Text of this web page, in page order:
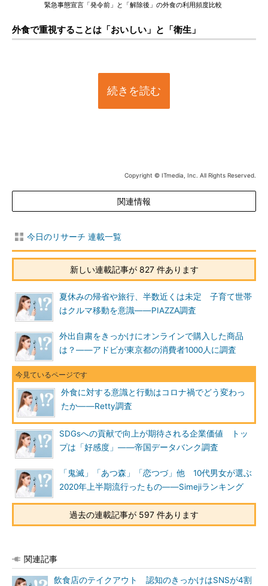
緊急事態宣言「発令前」と「解除後」の外食の利用頻度比較
外食で重視することは「おいしい」と「衛生」
続きを読む
Copyright © ITmedia, Inc. All Rights Reserved.
関連情報
今日のリサーチ 連載一覧
新しい連載記事が 827 件あります
夏休みの帰省や旅行、半数近くは未定 子育て世帯
はクルマ移動を意識――PIAZZA調査
外出自粛をきっかけにオンラインで購入した商品
は？――アドビが東京都の消費者1000人に調査
外食に対する意識と行動はコロナ禍でどう変わっ
たか――Retty調査
SDGsへの貢献で向上が期待される企業価値 トッ
プは「好感度」――帝国データバンク調査
「鬼滅」「あつ森」「恋つづ」他 10代男女が選ぶ
2020年上半期流行ったもの――Simejiランキング
過去の連載記事が 597 件あります
関連記事
飲食店のテイクアウト 認知のきっかけはSNSが4割